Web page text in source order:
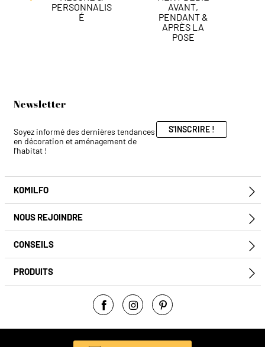
PERSONNALIS
É
AVANT,
PENDANT &
APRÈS LA
POSE
Newsletter
Soyez informé des dernières tendances
en décoration et aménagement de
l'habitat !
S'INSCRIRE !
KOMILFO
NOUS REJOINDRE
CONSEILS
PRODUITS
Facebook
Instagram
Pinterest